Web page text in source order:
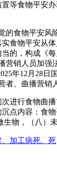
等食物平安
物平安风
食物平安从
的，构成
销人员加
年12月28
、曲播营销
行食物曲
点内容：食
物，（八）
加工病死、死